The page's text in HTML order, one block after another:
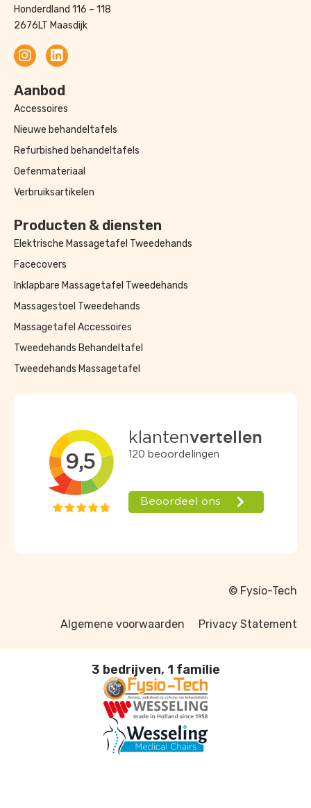
Honderdland 116 – 118
2676LT Maasdijk
Aanbod
Accessoires
Nieuwe behandeltafels
Refurbished behandeltafels
Oefenmateriaal
Verbruiksartikelen
Producten & diensten
Elektrische Massagetafel Tweedehands
Facecovers
Inklapbare Massagetafel Tweedehands
Massagestoel Tweedehands
Massagetafel Accessoires
Tweedehands Behandeltafel
Tweedehands Massagetafel
© Fysio-Tech
Algemene voorwaarden Privacy Statement
3 bedrijven, 1 familie